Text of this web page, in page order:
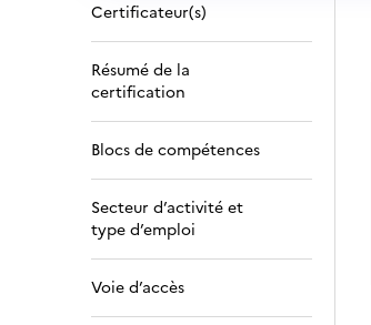
Certificateur(s)
Résumé de la
certification
Blocs de compétences
Secteur d’activité et
type d’emploi
Voie d’accès